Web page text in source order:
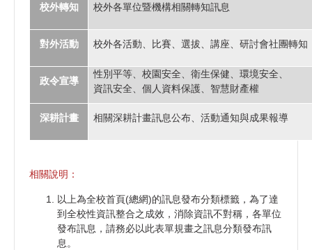
校外轉知 校外各單位暨機構相關轉知訊息
對外活動 校外各活動、比賽、選拔、講座、研討會社團轉知
政令宣導
性別平等、校園安全、衛生保健、環境安全、
資訊安全、個人資料保護、智慧財產權
深耕計畫 相關深耕計畫訊息公布、活動通知與成果報導
相關說明：
以上為全校首頁(總網)的訊息發布分類標籤，為了達
到全校性資訊整合之成效，消除資訊不對稱，各單位
發布訊息，請務必以此表單規畫之訊息分類發布訊
息。